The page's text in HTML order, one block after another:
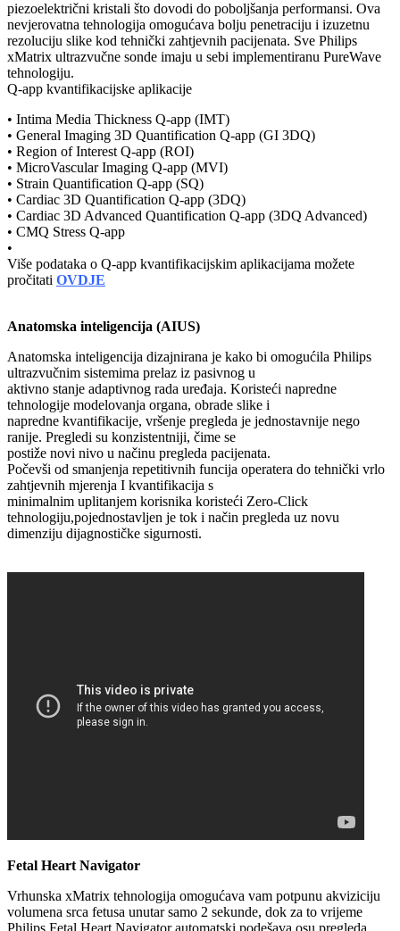
piezoelektrični kristali što dovodi do poboljšanja performansi. Ova
nevjerovatna tehnologija omogućava bolju penetraciju i izuzetnu
rezoluciju slike kod tehnički zahtjevnih pacijenata. Sve Philips
xMatrix ultrazvučne sonde imaju u sebi implementiranu PureWave
tehnologiju.
Q-app kvantifikacijske aplikacije
• Intima Media Thickness Q-app (IMT)
• General Imaging 3D Quantification Q-app (GI 3DQ)
• Region of Interest Q-app (ROI)
• MicroVascular Imaging Q-app (MVI)
• Strain Quantification Q-app (SQ)
• Cardiac 3D Quantification Q-app (3DQ)
• Cardiac 3D Advanced Quantification Q-app (3DQ Advanced)
• CMQ Stress Q-app
•
Više podataka o Q-app kvantifikacijskim aplikacijama možete
pročitati OVDJE
Anatomska inteligencija (AIUS)
Anatomska inteligencija dizajnirana je kako bi omogućila Philips
ultrazvučnim sistemima prelaz iz pasivnog u
aktivno stanje adaptivnog rada uređaja. Koristeći napredne
tehnologije modelovanja organa, obrade slike i
napredne kvantifikacije, vršenje pregleda je jednostavnije nego
ranije. Pregledi su konzistentniji, čime se
postiže novi nivo u načinu pregleda pacijenata.
Počevši od smanjenja repetitivnih funcija operatera do tehnički vrlo
zahtjevnih mjerenja I kvantifikacija s
minimalnim uplitanjem korisnika koristeći Zero-Click
tehnologiju,pojednostavljen je tok i način pregleda uz novu
dimenziju dijagnostičke sigurnosti.
Fetal Heart Navigator
Vrhunska xMatrix tehnologija omogućava vam potpunu akviziciju
volumena srca fetusa unutar samo 2 sekunde, dok za to vrijeme
Philips Fetal Heart Navigator automatski podešava osu pregleda